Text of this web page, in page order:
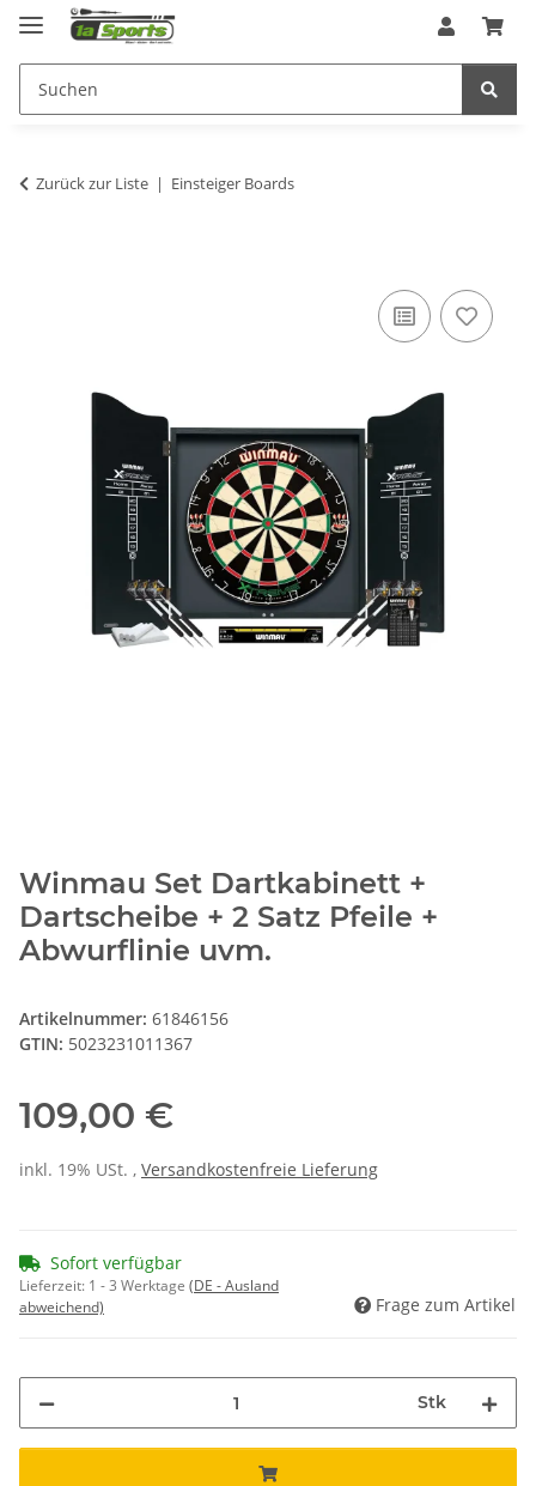
Zurück zur Liste Einsteiger Boards
Winmau Set Dartkabinett +
Dartscheibe + 2 Satz Pfeile +
Abwurflinie uvm.
Artikelnummer: 61846156
GTIN: 5023231011367
109,00 €
inkl. 19% USt. , Versandkostenfreie Lieferung
Sofort verfügbar
Lieferzeit: 1 - 3 Werktage (DE - Ausland
abweichend)
Frage zum Artikel
Stk